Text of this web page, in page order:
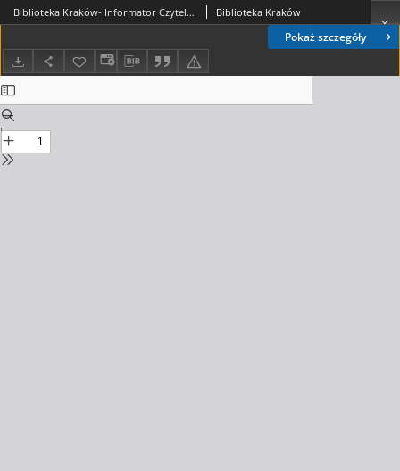
Pokaż szczegóły
Biblioteka Kraków- Informator Czytelniczo-Kulturalny, 2021. 12. nr 12 (49) Biblioteka Kraków